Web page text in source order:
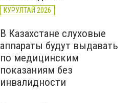
КУРУЛТАЙ 2026
В Казахстане слуховые
аппараты будут выдавать
по медицинским
показаниям без
инвалидности